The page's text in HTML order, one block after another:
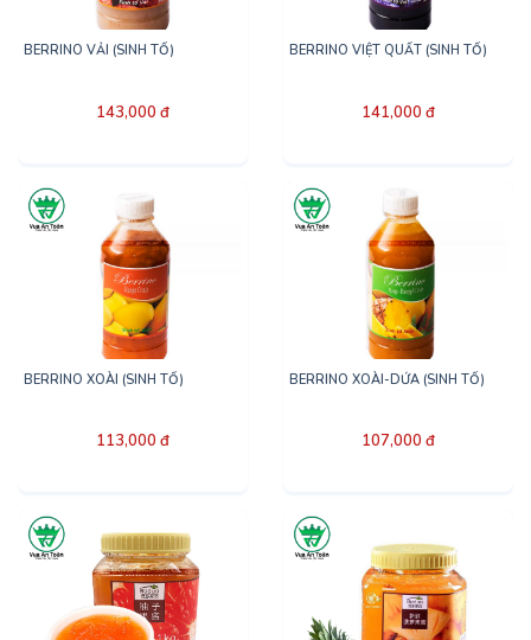
BERRINO VẢI (SINH TỐ)
143,000 đ
BERRINO VIỆT QUẤT (SINH TỐ)
141,000 đ
BERRINO XOÀI (SINH TỐ)
113,000 đ
BERRINO XOÀI-DỨA (SINH TỐ)
107,000 đ